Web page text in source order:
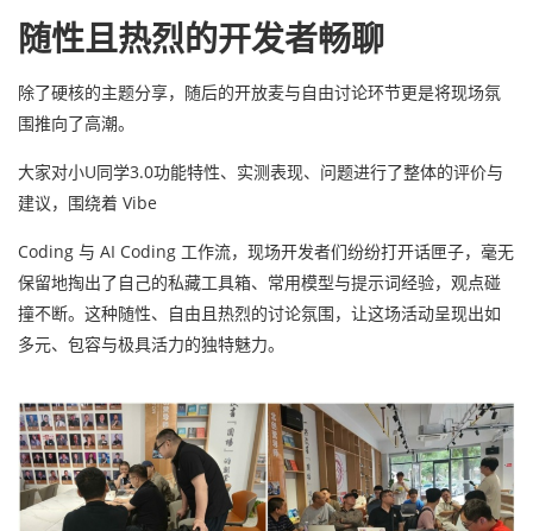
随性且热烈的开发者畅聊
除了硬核的主题分享，随后的开放麦与自由讨论环节更是将现场氛
围推向了高潮。
大家对小U同学3.0功能特性、实测表现、问题进行了整体的评价与
建议，围绕着 Vibe
Coding 与 AI Coding 工作流，现场开发者们纷纷打开话匣子，毫无
保留地掏出了自己的私藏工具箱、常用模型与提示词经验，观点碰
撞不断。这种随性、自由且热烈的讨论氛围，让这场活动呈现出如
多元、包容与极具活力的独特魅力。